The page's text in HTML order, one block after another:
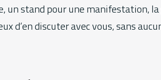
un stand pour une manifestation,
d’en discuter avec vous, sans